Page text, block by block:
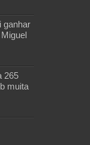
ganhar
265
muita